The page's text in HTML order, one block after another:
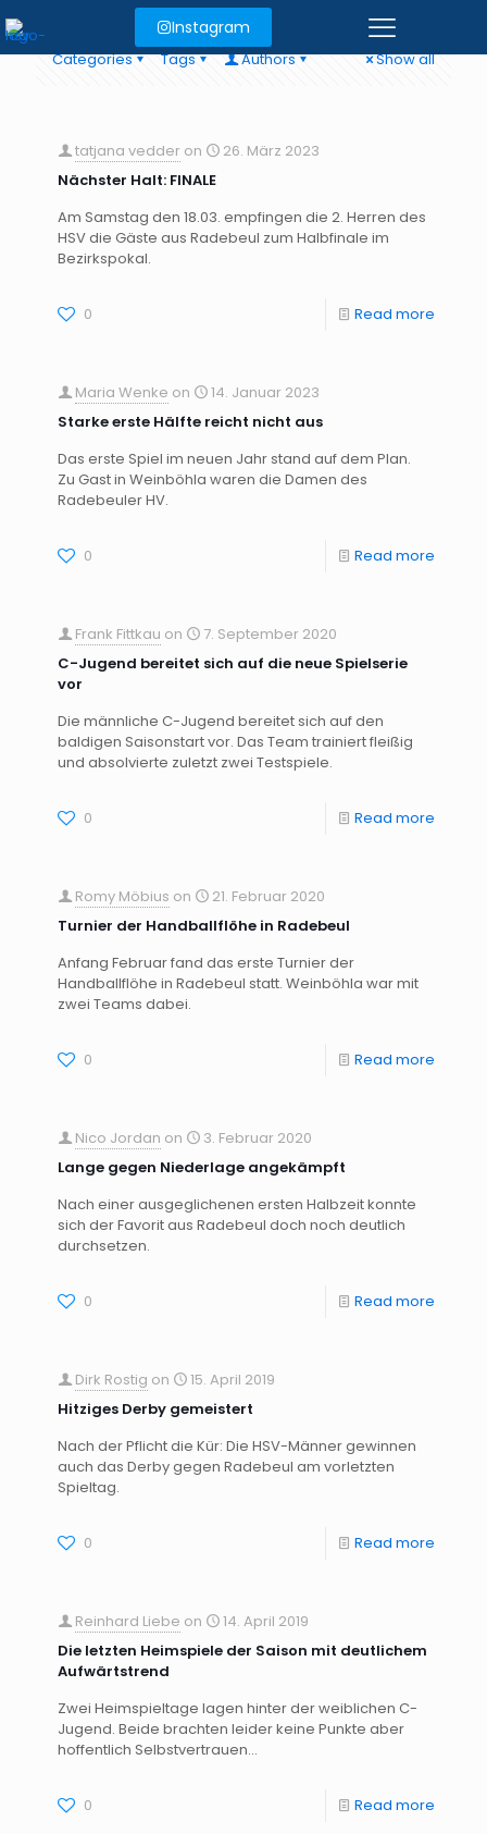
Instagram
Categories Tags Authors Show all
tatjana vedder on
26. März 2023
Nächster Halt: FINALE
Am Samstag den 18.03. empfingen die 2. Herren des
HSV die Gäste aus Radebeul zum Halbfinale im
Bezirkspokal.
0 Read more
Maria Wenke on
14. Januar 2023
Starke erste Hälfte reicht nicht aus
Das erste Spiel im neuen Jahr stand auf dem Plan.
Zu Gast in Weinböhla waren die Damen des
Radebeuler HV.
0 Read more
Frank Fittkau on
7. September 2020
C-Jugend bereitet sich auf die neue Spielserie
vor
Die männliche C-Jugend bereitet sich auf den
baldigen Saisonstart vor. Das Team trainiert fleißig
und absolvierte zuletzt zwei Testspiele.
0 Read more
Romy Möbius on
21. Februar 2020
Turnier der Handballflöhe in Radebeul
Anfang Februar fand das erste Turnier der
Handballflöhe in Radebeul statt. Weinböhla war mit
zwei Teams dabei.
0 Read more
Nico Jordan on
3. Februar 2020
Lange gegen Niederlage angekämpft
Nach einer ausgeglichenen ersten Halbzeit konnte
sich der Favorit aus Radebeul doch noch deutlich
durchsetzen.
0 Read more
Dirk Rostig on
15. April 2019
Hitziges Derby gemeistert
Nach der Pflicht die Kür: Die HSV-Männer gewinnen
auch das Derby gegen Radebeul am vorletzten
Spieltag.
0 Read more
Reinhard Liebe on
14. April 2019
Die letzten Heimspiele der Saison mit deutlichem
Aufwärtstrend
Zwei Heimspieltage lagen hinter der weiblichen C-
Jugend. Beide brachten leider keine Punkte aber
hoffentlich Selbstvertrauen...
0 Read more